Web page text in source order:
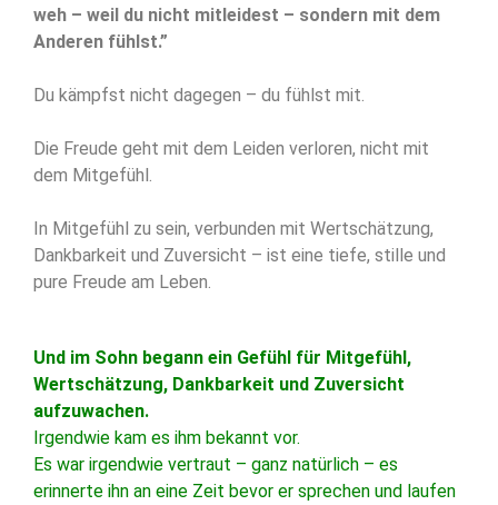
weh – weil du nicht mitleidest – sondern mit dem
Anderen fühlst.”
Du kämpfst nicht dagegen – du fühlst mit.
Die Freude geht mit dem Leiden verloren, nicht mit
dem Mitgefühl.
In Mitgefühl zu sein, verbunden mit Wertschätzung,
Dankbarkeit und Zuversicht – ist eine tiefe, stille und
pure Freude am Leben.
Und im Sohn begann ein Gefühl für Mitgefühl,
Wertschätzung, Dankbarkeit und Zuversicht
aufzuwachen.
Irgendwie kam es ihm bekannt vor.
Es war irgendwie vertraut – ganz natürlich – es
erinnerte ihn an eine Zeit bevor er sprechen und laufen